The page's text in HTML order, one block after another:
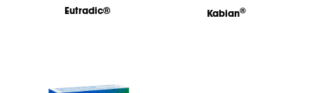
Eutradic® Kabian®